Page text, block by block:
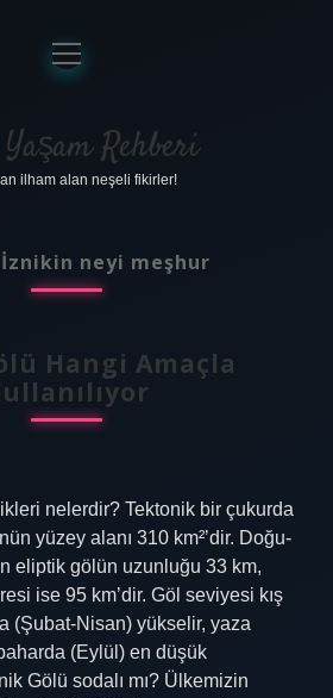
Anasayfa
Politikası
Yasal Uyarı
menüyü
aç
Rehberi
ilham alan neşeli fikirler!
İznikin neyi meşhur
Hangi Amaçla
nelerdir? Tektonik bir çukurda
yüzey alanı 310 km²’dir. Doğu-
eliptik gölün uzunluğu 33 km,
ise 95 km’dir. Göl seviyesi kış
(Şubat-Nisan) yükselir, yaza
(Eylül) en düşük
Gölü sodalı mı? Ülkemizin